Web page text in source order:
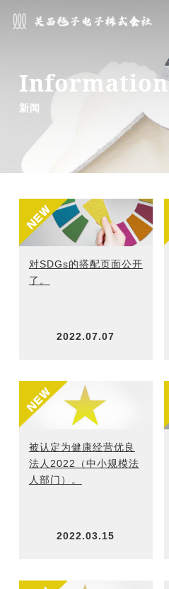
navigation
Information
新闻
对SDGs的搭配页面公开
了。
2022.07.07
被认定为健康经营优良
法人2022（中小规模法
人部门）。
2022.03.15